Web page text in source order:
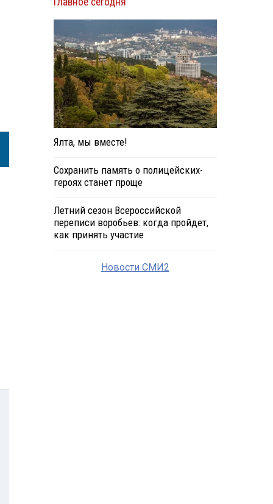
Ялта, мы вместе!
Сохранить память о полицейских-
героях станет проще
Летний сезон Всероссийской
переписи воробьев: когда пройдет,
как принять участие
Новости СМИ2